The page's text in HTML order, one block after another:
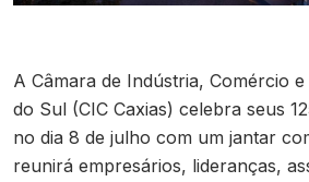
A Câmara de Indústria, Comércio
do Sul (CIC Caxias) celebra seus
no dia 8 de julho com um jantar
reunirá empresários, lideranças,